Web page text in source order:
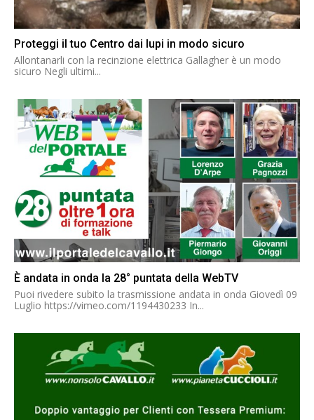
Proteggi il tuo Centro dai lupi in modo sicuro
Allontanarli con la recinzione elettrica Gallagher è un modo
sicuro Negli ultimi...
È andata in onda la 28° puntata della WebTV
Puoi rivedere subito la trasmissione andata in onda Giovedì 09
Luglio https://vimeo.com/1194430233 In...